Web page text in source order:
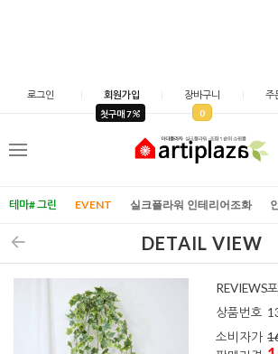
로그인 회원가입
첫구매 7
장바구니
0
주
메
테마# 그린 EVENT 실크플라워 인테리어조화
DETAIL VIEW
REVIEWS
상품번호
소비자가